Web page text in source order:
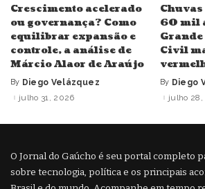
Crescimento acelerado
ou governança? Como
equilibrar expansão e
controle, a análise de
Márcio Alaor de Araújo
Posted
by
By Diego Velázquez
julho 31, 2026
60 mil
Grande
Civil
Posted
by
By Diego
julho 28,
O Jornal do Gaúcho é seu portal completo
sobre tecnologia, política e os principais